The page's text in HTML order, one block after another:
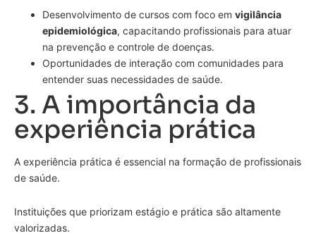
Desenvolvimento de cursos com foco em vigilância
epidemiológica, capacitando profissionais para atuar
na prevenção e controle de doenças.
Oportunidades de interação com comunidades para
entender suas necessidades de saúde.
3. A importância da
experiência prática
A experiência prática é essencial na formação de profissionais
de saúde.
Instituições que priorizam estágio e prática são altamente
valorizadas.